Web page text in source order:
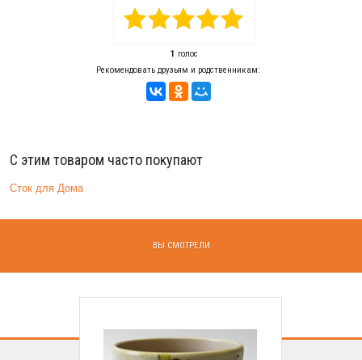
1 голос
Рекомендовать друзьям и родственникам:
С этим товаром часто покупают
Сток для Дома
ВЫ СМОТРЕЛИ